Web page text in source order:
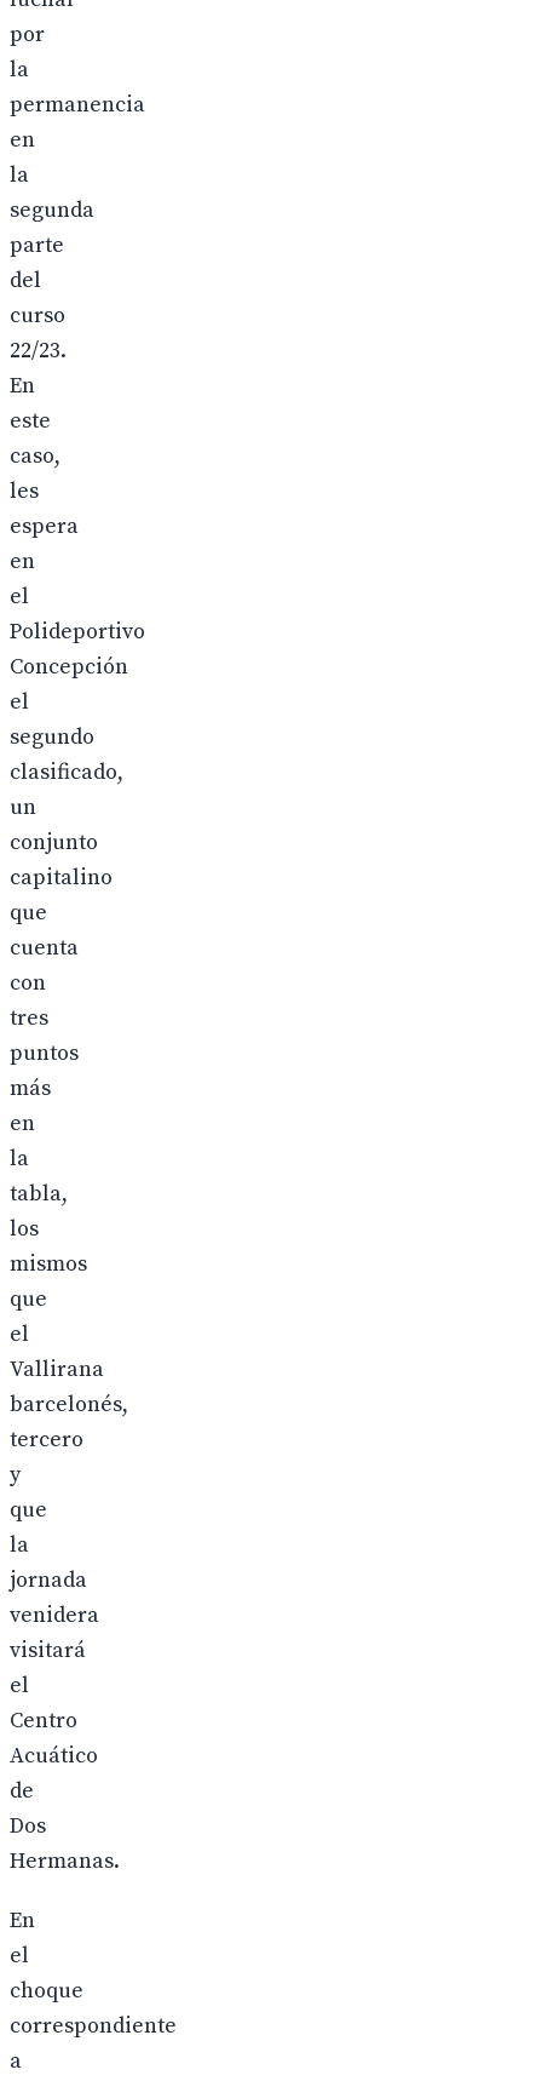
por
la
permanencia
en
la
segunda
parte
del
curso
22/23.
En
este
caso,
les
espera
en
el
Polideportivo
Concepción
el
segundo
clasificado,
un
conjunto
capitalino
que
cuenta
con
tres
puntos
más
en
la
tabla,
los
mismos
que
el
Vallirana
barcelonés,
tercero
y
que
la
jornada
venidera
visitará
el
Centro
Acuático
de
Dos
Hermanas.
En
el
choque
correspondiente
a